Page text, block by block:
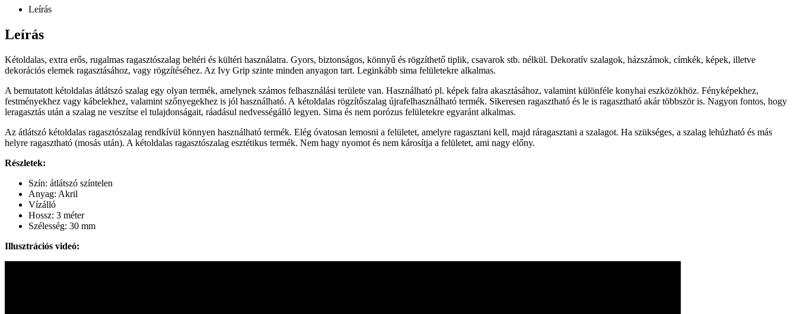
Leírás
Leírás
Kétoldalas, extra erős, rugalmas ragasztószalag beltéri és kültéri használatra. Gyors, biztonságos, könnyű és rögzíthető tiplik, csavarok stb. nélkül. Dekoratív szalagok, házszámok, címkék, képek, illetve
dekorációs elemek ragasztásához, vagy rögzítéséhez. Az Ivy Grip szinte minden anyagon tart. Leginkább sima felületekre alkalmas.
A bemutatott kétoldalas átlátszó szalag egy olyan termék, amelynek számos felhasználási területe van. Használható pl. képek falra akasztásához, valamint különféle konyhai eszközökhöz. Fényképekhez,
festményekhez vagy kábelekhez, valamint szőnyegekhez is jól használható. A kétoldalas rögzítőszalag újrafelhasználható termék. Sikeresen ragasztható és le is ragasztható akár többször is. Nagyon fontos, hogy
leragasztás után a szalag ne veszítse el tulajdonságait, ráadásul nedvességálló legyen. Sima és nem porózus felületekre egyaránt alkalmas.
Az átlátszó kétoldalas ragasztószalag rendkívül könnyen használható termék. Elég óvatosan lemosni a felületet, amelyre ragasztani kell, majd ráragasztani a szalagot. Ha szükséges, a szalag lehúzható és más
helyre ragasztható (mosás után). A kétoldalas ragasztószalag esztétikus termék. Nem hagy nyomot és nem károsítja a felületet, ami nagy előny.
Részletek:
Szín: átlátszó színtelen
Anyag: Akril
Vízálló
Hossz: 3 méter
Szélesség: 30 mm
Illusztrációs videó: